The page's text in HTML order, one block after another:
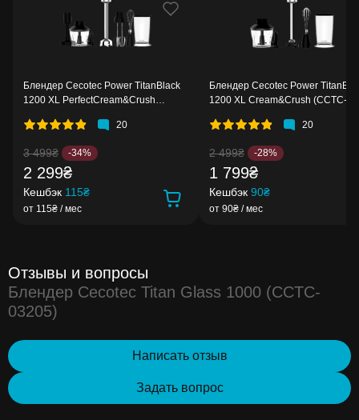
Блендер Cecotec Power TitanBlack
1200 XL PerfectCream&Crush
20
3 499₴ -34%
2 299₴
Кешбэк 115₴
от 115₴ / мес
Блендер Cecotec Power
1200 XL Cream&Crush (CCTC-
20
2 499₴ -28%
1 799₴
Кешбэк 90₴
от 90₴ / мес
Отзывы и вопросы
Блендер Cecotec Titan Glass 1000 (CCTC-
03205)
Написать отзыв
Задать вопрос